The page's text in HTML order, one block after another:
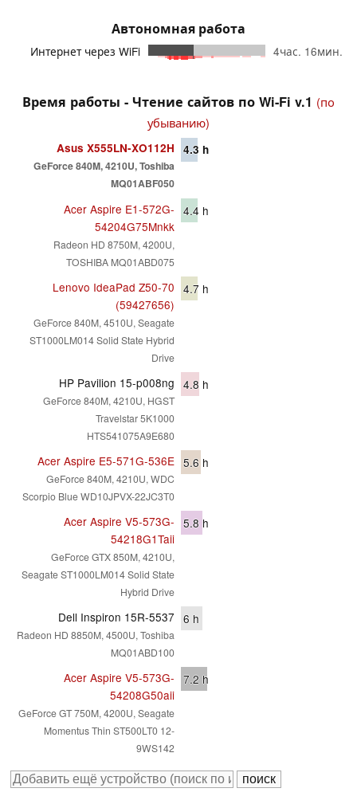
Автономная работа
Интернет через WiFi 4час. 16мин.
Время работы - Чтение сайтов по Wi-Fi v.1 (по
убыванию)
Asus X555LN-XO112H
GeForce 840M, 4210U, Toshiba
MQ01ABF050
4.3 h
Acer Aspire E1-572G-
54204G75Mnkk
Radeon HD 8750M, 4200U,
TOSHIBA MQ01ABD075
4.4 h
Lenovo IdeaPad Z50-70
(59427656)
GeForce 840M, 4510U, Seagate
ST1000LM014 Solid State Hybrid
Drive
4.7 h
HP Pavilion 15-p008ng
GeForce 840M, 4210U, HGST
Travelstar 5K1000
HTS541075A9E680
4.8 h
Acer Aspire E5-571G-536E
GeForce 840M, 4210U, WDC
Scorpio Blue WD10JPVX-22JC3T0
5.6 h
Acer Aspire V5-573G-
54218G1Taii
GeForce GTX 850M, 4210U,
Seagate ST1000LM014 Solid State
Hybrid Drive
5.8 h
Dell Inspiron 15R-5537
Radeon HD 8850M, 4500U, Toshiba
MQ01ABD100
6 h
Acer Aspire V5-573G-
54208G50aii
GeForce GT 750M, 4200U, Seagate
Momentus Thin ST500LT0 12-
9WS142
7.2 h